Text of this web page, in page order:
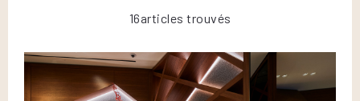
16articles trouvés